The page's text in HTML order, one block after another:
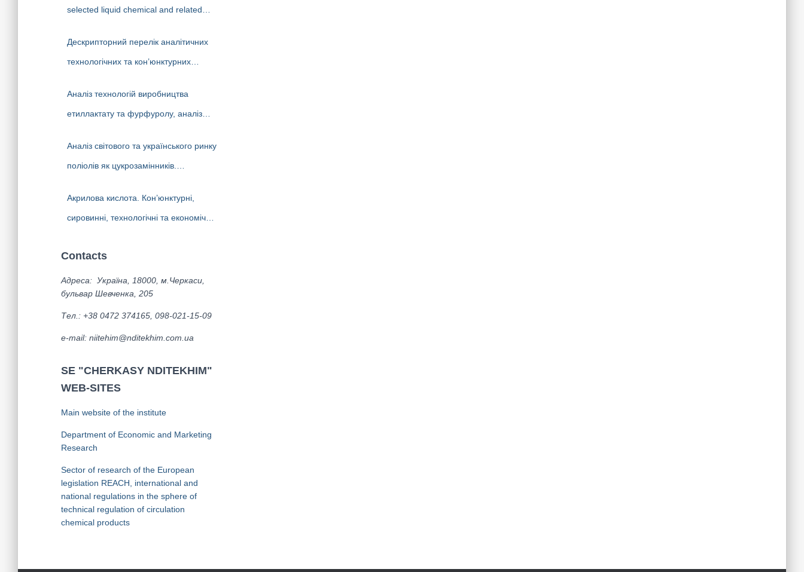
selected liquid chemical and related
State Enterprise «Cherkasy Research
Institute of Technical and Economic
Дескрипторний перелік аналітичних
технологічних та кон’юнктурних
аналітиками ДП «Черкаський
НДІТЕХІМ» у 2022-2025 рр.
Аналіз технологій виробництва
етиллактату та фурфуролу, аналіз
Перспективи та доцільність створення
виробництв в Україні
Аналіз світового та українського ринку
поліолів як цукрозамінників.
Перспективи та доцільність створення
виробництва поліолів в Україні
Акрилова кислота. Кон’юнктурні,
сировинні, технологічні та економічні
Україні. Альтернативні біотехнології
одержання акрилової кислоти та
ліцензіари.
Contacts
Адреса: Україна, 18000, м.Черкаси,
бульвар Шевченка, 205
Тел.: +38 0472 374165, 098-021-15-09
е-mail: niitehim@nditekhim.com.ua
SE "CHERKASY NDITEKHIM"
WEB-SITES
Main website of the institute
Department of Economic and Marketing
Research
Sector of research of the European
legislation REACH, international and
national regulations in the sphere of
technical regulation of circulation
chemical products